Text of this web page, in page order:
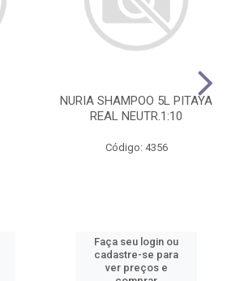
NURIA SHAMPOO 5L PITAYA
REAL NEUTR.1:10
Código: 4356
Faça seu login ou
cadastre-se para
ver preços e